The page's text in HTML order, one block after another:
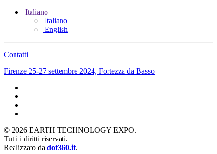
Italiano
Italiano
English
Contatti
Firenze 25-27 settembre 2024, Fortezza da Basso
© 2026 EARTH TECHNOLOGY EXPO.
Tutti i diritti riservati.
Realizzato da dot360.it.